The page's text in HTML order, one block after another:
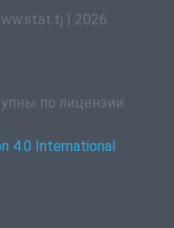
| 2026
по лицензии:
4.0 International